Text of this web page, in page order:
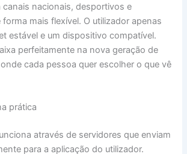
canais nacionais, desportivos e
mais flexível. O utilizador apenas
estável e um dispositivo compatível.
perfeitamente na nova geração de
cada pessoa quer escolher o que vê
prática
através de servidores que enviam
para a aplicação do utilizador.